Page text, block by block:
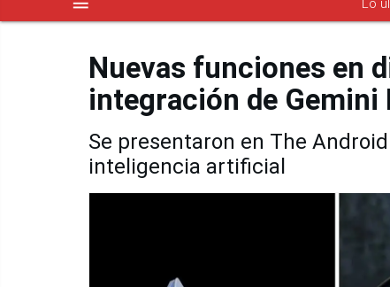
Lo
Nuevas funciones en
integración de
Se presentaron en The
inteligencia artificial